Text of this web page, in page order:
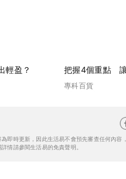
輕盈？ 把握4個重點
專科百貨
即時更新，因此生活易不會預先審查任何內
情請參閱生活易的免責聲明。